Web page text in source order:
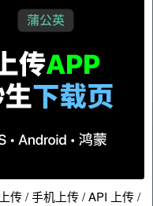
传 / 手机上传 / API 上传 /